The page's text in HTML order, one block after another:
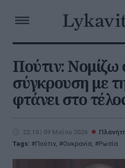
Πούτιν: Νομίζω
σύγκρουση με
φτάνει στο
22:10 | 09 Μαΐου 2026
Tags:
Πούτιν, Ουκρανία, Ρωσία